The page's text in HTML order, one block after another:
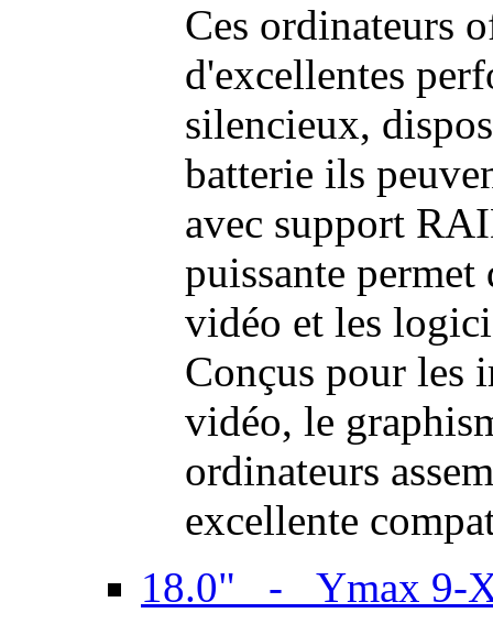
Ces ordinateurs
d'excellentes
silencieux,
batterie ils
avec support
puissante permet
vidéo et les
Conçus pour les
vidéo, le
ordinateurs
excellente
18.0" - Ymax 9-